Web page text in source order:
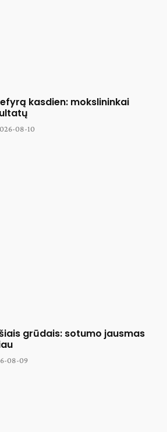
kasdien: mokslininkai
08-10
grūdais: sotumo jausmas
08-09